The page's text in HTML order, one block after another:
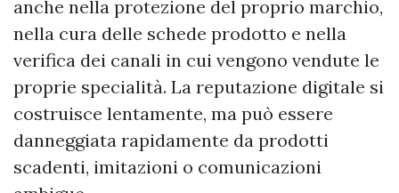
anche nella protezione del proprio marchio,
nella cura delle schede prodotto e nella
verifica dei canali in cui vengono vendute le
proprie specialità. La reputazione digitale si
costruisce lentamente, ma può essere
danneggiata rapidamente da prodotti
scadenti, imitazioni o comunicazioni